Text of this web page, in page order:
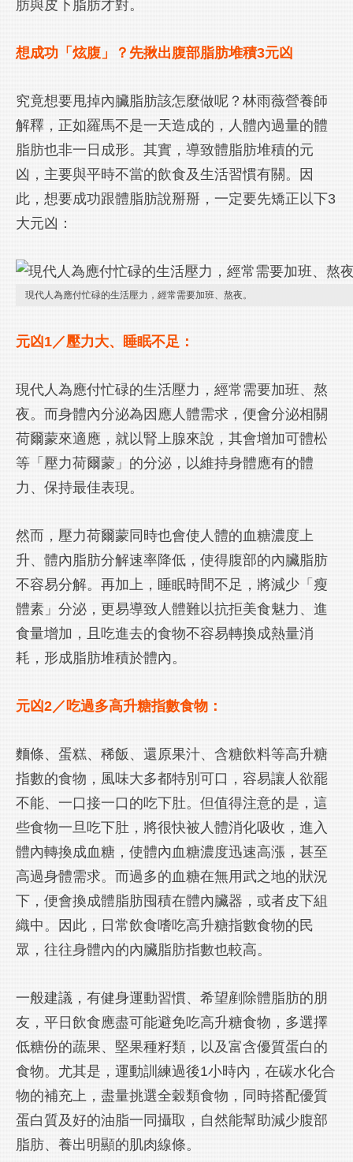
肪與皮下脂肪才對。
想成功「炫腹」？先揪出腹部脂肪堆積3元凶
究竟想要甩掉內臟脂肪該怎麼做呢？林雨薇營養師
解釋，正如羅馬不是一天造成的，人體內過量的體
脂肪也非一日成形。其實，導致體脂肪堆積的元
凶，主要與平時不當的飲食及生活習慣有關。因
此，想要成功跟體脂肪說掰掰，一定要先矯正以下3
大元凶：
現代人為應付忙碌的生活壓力，經常需要加班、熬夜。
元凶1／壓力大、睡眠不足：
現代人為應付忙碌的生活壓力，經常需要加班、熬
夜。而身體內分泌為因應人體需求，便會分泌相關
荷爾蒙來適應，就以腎上腺來說，其會增加可體松
等「壓力荷爾蒙」的分泌，以維持身體應有的體
力、保持最佳表現。
然而，壓力荷爾蒙同時也會使人體的血糖濃度上
升、體內脂肪分解速率降低，使得腹部的內臟脂肪
不容易分解。再加上，睡眠時間不足，將減少「瘦
體素」分泌，更易導致人體難以抗拒美食魅力、進
食量增加，且吃進去的食物不容易轉換成熱量消
耗，形成脂肪堆積於體內。
元凶2／吃過多高升糖指數食物：
麵條、蛋糕、稀飯、還原果汁、含糖飲料等高升糖
指數的食物，風味大多都特別可口，容易讓人欲罷
不能、一口接一口的吃下肚。但值得注意的是，這
些食物一旦吃下肚，將很快被人體消化吸收，進入
體內轉換成血糖，使體內血糖濃度迅速高漲，甚至
高過身體需求。而過多的血糖在無用武之地的狀況
下，便會換成體脂肪囤積在體內臟器，或者皮下組
織中。因此，日常飲食嗜吃高升糖指數食物的民
眾，往往身體內的內臟脂肪指數也較高。
一般建議，有健身運動習慣、希望剷除體脂肪的朋
友，平日飲食應盡可能避免吃高升糖食物，多選擇
低糖份的蔬果、堅果種籽類，以及富含優質蛋白的
食物。尤其是，運動訓練過後1小時內，在碳水化合
物的補充上，盡量挑選全穀類食物，同時搭配優質
蛋白質及好的油脂一同攝取，自然能幫助減少腹部
脂肪、養出明顯的肌肉線條。